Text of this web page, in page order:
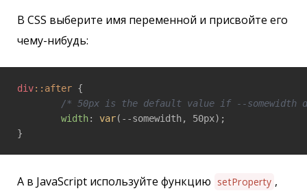
В CSS выберите имя переменной и присвойте его
чему-нибудь:
div::after {
/* 50px is the default value if --somewidth
width: var(--somewidth, 50px);
}
А в JavaScript используйте функцию setProperty ,